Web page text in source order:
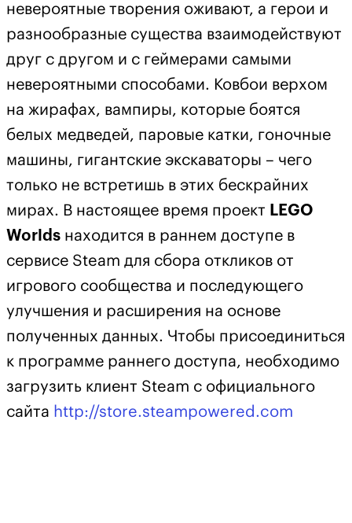
невероятные творения оживают, а герои и
разнообразные существа взаимодействуют
друг с другом и с геймерами самыми
невероятными способами. Ковбои верхом
на жирафах, вампиры, которые боятся
белых медведей, паровые катки, гоночные
машины, гигантские экскаваторы – чего
только не встретишь в этих бескрайних
мирах. В настоящее время проект LEGO
Worlds находится в раннем доступе в
сервисе Steam для сбора откликов от
игрового сообщества и последующего
улучшения и расширения на основе
полученных данных. Чтобы присоединиться
к программе раннего доступа, необходимо
загрузить клиент Steam с официального
сайта http://store.steampowered.com